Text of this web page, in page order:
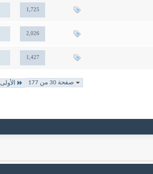
1,725
2,026
1,427
صفحة 30 من 177 الأولى